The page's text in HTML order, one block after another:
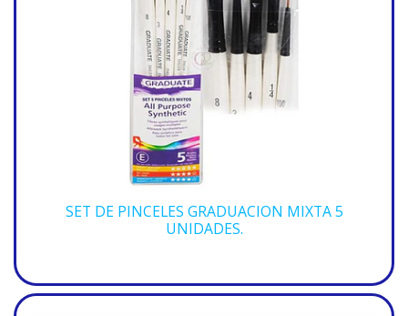
SET DE PINCELES GRADUACION MIXTA 5
UNIDADES.